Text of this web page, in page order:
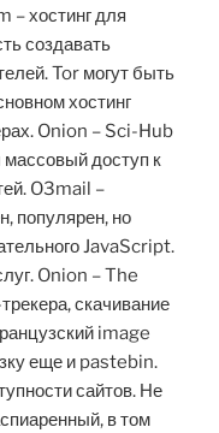
– хостинг для
создавать
Tor могут быть
хостинг
Onion – Sci-Hub
массовый доступ к
O3mail –
популярен, но
JavaScript.
Onion – The
скачивание
image
еще и pastebin.
сайтов. Не
в том